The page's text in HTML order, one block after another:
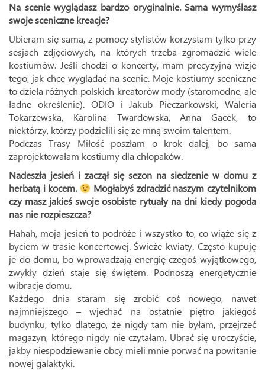
Na scenie wyglądasz bardzo oryginalnie. Sama wymyślasz
swoje sceniczne kreacje?
Ubieram się sama, z pomocy stylistów korzystam tylko przy
sesjach zdjęciowych, na których trzeba zgromadzić wiele
kostiumów. Jeśli chodzi o koncerty, mam precyzyjną wizję
tego, jak chcę wyglądać na scenie. Moje kostiumy sceniczne
to dzieła różnych polskich kreatorów mody (staromodne, ale
ładne określenie). ODIO i Jakub Pieczarkowski, Waleria
Tokarzewska, Karolina Twardowska, Anna Gacek, to
niektórzy, którzy podzielili się ze mną swoim talentem.
Podczas Trasy Miłość poszłam o krok dalej, bo sama
zaprojektowałam kostiumy dla chłopaków.
Nadeszła jesień i zaczął się sezon na siedzenie w domu z
herbatą i kocem.
Mogłabyś zdradzić naszym czytelnikom
czy masz jakieś swoje osobiste rytuały na dni kiedy pogoda
nas nie rozpieszcza?
Hahah, moja jesień to podróże i wszystko to, co wiąże się z
byciem w trasie koncertowej. Świeże kwiaty. Często kupuję
je do domu, bo wprowadzają energię czegoś wyjątkowego,
zwykły dzień staje się świętem. Podnoszą energetycznie
wibracje domu.
Każdego dnia staram się zrobić coś nowego, nawet
najmniejszego – wjechać na ostatnie piętro jakiegoś
budynku, tylko dlatego, że nigdy tam nie byłam, przejrzeć
magazyn, którego nigdy nie czytałam. Ubrać się uroczyście,
jakby niespodziewanie obcy mieli mnie porwać na powitanie
nowej galaktyki.